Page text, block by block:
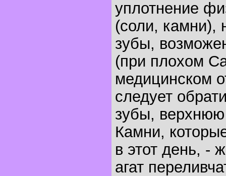
уплотнение
(соли, камни),
зубы,
(при плохом
медицинском
следует
зубы, верхнюю
Камни,
в этот день, -
агат